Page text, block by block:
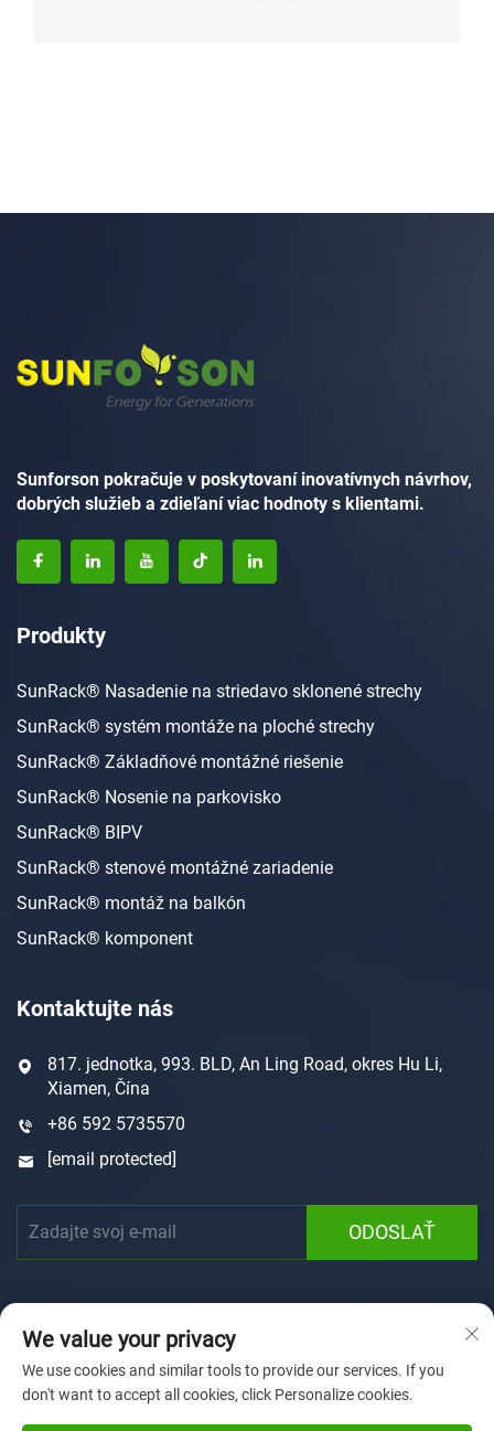
Sunforson pokračuje v poskytovaní inovatívnych návrhov,
dobrých služieb a zdieľaní viac hodnoty s klientami.
Produkty
SunRack® Nasadenie na striedavo sklonené strechy
SunRack® systém montáže na ploché strechy
SunRack® Základňové montážné riešenie
SunRack® Nosenie na parkovisko
SunRack® BIPV
SunRack® stenové montážné zariadenie
SunRack® montáž na balkón
SunRack® komponent
Kontaktujte nás
817. jednotka, 993. BLD, An Ling Road, okres Hu Li,
Xiamen, Čína
+86 592 5735570
[email protected]
ODOSLAŤ
Autorské právo © 2025 Xiamen Sunforson Power Co., Ltd
We value your privacy
We use cookies and similar tools to provide our services. If you
don't want to accept all cookies, click Personalize cookies.